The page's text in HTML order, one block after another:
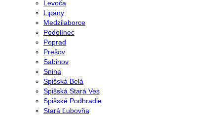
Levoča
Lipany
Medzilaborce
Podolínec
Poprad
Prešov
Sabinov
Snina
Spišská Belá
Spišská Stará Ves
Spišské Podhradie
Stará Ľubovňa